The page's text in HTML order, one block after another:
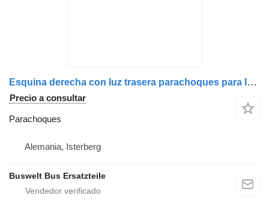
Esquina derecha con luz trasera parachoques para IVECO Crossway autobús
Precio a consultar
Parachoques
Alemania, Isterberg
Buswelt Bus Ersatzteile